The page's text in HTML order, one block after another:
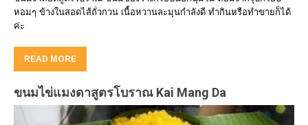
หอมๆ ข้างในสอดไส้ถั่วกวน เนื้อหวานละมุนกำลังดี ทำกินหรือทำขายก็ได้
ค่ะ
READ MORE
ขนมไข่แมงดาสูตรโบราณ Kai Mang Da